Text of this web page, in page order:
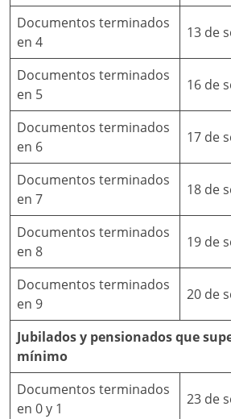
Documentos terminados
en 4
13 de
Documentos terminados
en 5
16 de
Documentos terminados
en 6
17 de
Documentos terminados
en 7
18 de
Documentos terminados
en 8
19 de
Documentos terminados
en 9
20 de
Jubilados y pensionados que
mínimo
Documentos terminados
en 0 y 1
23 de